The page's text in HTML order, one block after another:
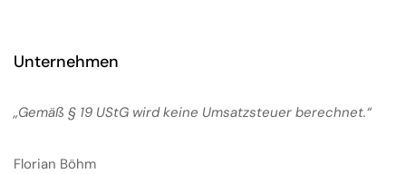
Unternehmen
„Gemäß § 19 UStG wird keine Umsatzsteuer berechnet.“
Florian Böhm